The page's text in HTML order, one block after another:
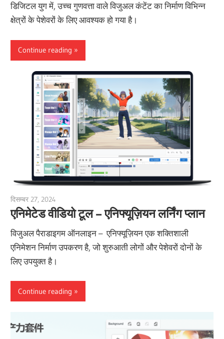
डिजिटल युग में, उच्च गुणवत्ता वाले विजुअल कंटेंट का निर्माण विभिन्न
क्षेत्रों के पेशेवरों के लिए आवश्यक हो गया है।
Continue reading
दिसम्बर 27, 2024
एनिमेटेड वीडियो टूल – एनिफ्यूज़ियन लर्निंग प्लान
विजुअल पैराडाइगम ऑनलाइन – एनिफ्यूज़ियन एक शक्तिशाली
एनिमेशन निर्माण उपकरण है, जो शुरुआती लोगों और पेशेवरों दोनों के
लिए उपयुक्त है।
Continue reading